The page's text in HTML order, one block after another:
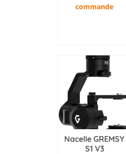
commande
Nacelle GREMSY
S1 V3